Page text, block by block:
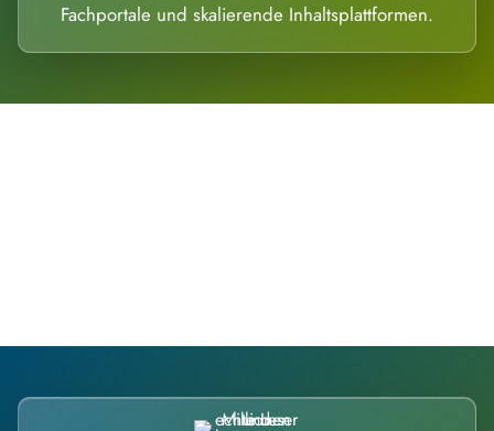
Fachportale und skalierende Inhaltsplattformen.